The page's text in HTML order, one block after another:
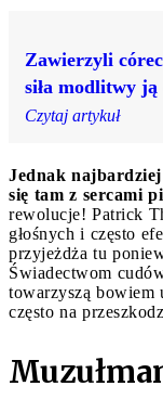
Zawierzyli
siła modlitwy ją
Czytaj artykuł
Jednak
się tam z sercami
rewolucje! Patrick
głośnych i często
przyjeżdża tu
Świadectwom
towarzyszą bowiem
często na